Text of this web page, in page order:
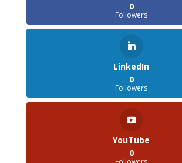
0
Followers
LinkedIn
0
Followers
YouTube
0